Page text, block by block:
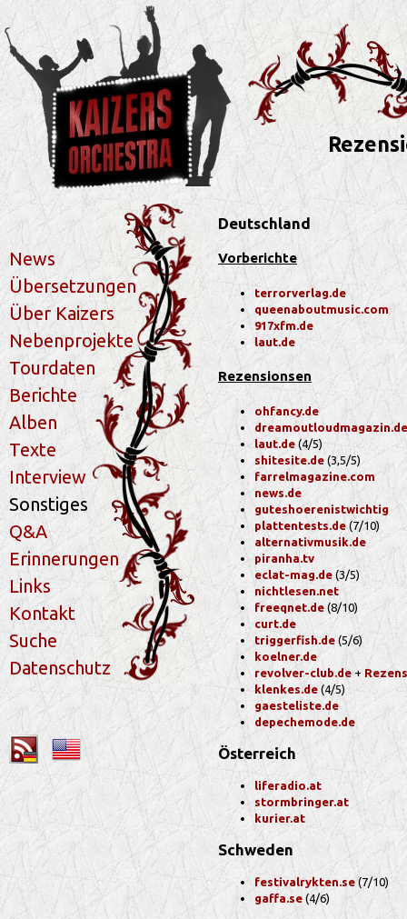
News
Übersetzungen
Über Kaizers
Nebenprojekte
Tourdaten
Berichte
Alben
Texte
Interview
Sonstiges
Q&A
Erinnerungen
Links
Kontakt
Suche
Datenschutz
Deutschland
Vorberichte
terrorverlag.de
queenaboutmusic.com
917xfm.de
laut.de
Rezensionsen
ohfancy.de
dreamoutloudmagazin.de
laut.de (4/5)
shitesite.de (3,5/5)
farrelmagazine.com
news.de
guteshoerenistwichtig
plattentests.de(7/10)
alternativmusik.de
piranha.tv
eclat-mag.de (3/5)
nichtlesen.net
freeqnet.de (8/10)
curt.de
triggerfish.de (5/6)
koelner.de
revolver-club.de +
klenkes.de (4/5)
gaesteliste.de
depechemode.de
Österreich
liferadio.at
stormbringer.at
kurier.at
Schweden
festivalrykten.se (7/10)
gaffa.se (4/6)